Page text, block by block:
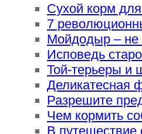
Сухой корм
7
Мойдодыр – не
Исповедь
Той-терьеры и
Деликатесная
Разрешите
Чем кормить
В путешествие